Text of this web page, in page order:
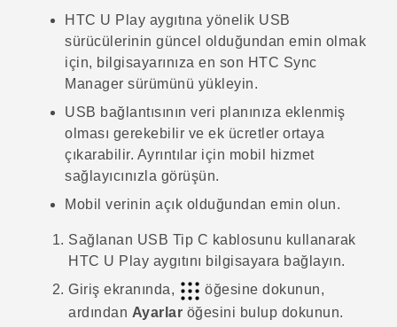
HTC U Play aygıtına yönelik USB
sürücülerinin güncel olduğundan emin olmak
için, bilgisayarınıza en son HTC Sync
Manager sürümünü yükleyin.
USB bağlantısının veri planınıza eklenmiş
olması gerekebilir ve ek ücretler ortaya
çıkarabilir. Ayrıntılar için mobil hizmet
sağlayıcınızla görüşün.
Mobil verinin açık olduğundan emin olun.
Sağlanan USB Tip C kablosunu kullanarak
HTC U Play aygıtını bilgisayara bağlayın.
Giriş ekranında,
öğesine dokunun,
ardından Ayarlar öğesini bulup dokunun.